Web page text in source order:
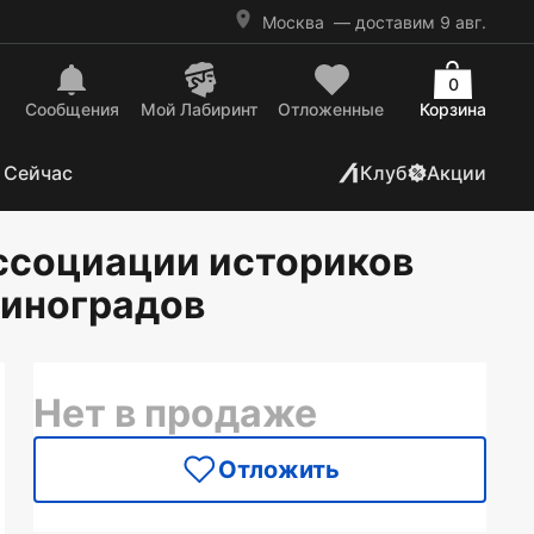
Москва — доставим 9 авг.
Сообщения Mой Лабиринт Отложенные Корзина
0
Клуб Акции
историков
Нет в продаже
Отложить